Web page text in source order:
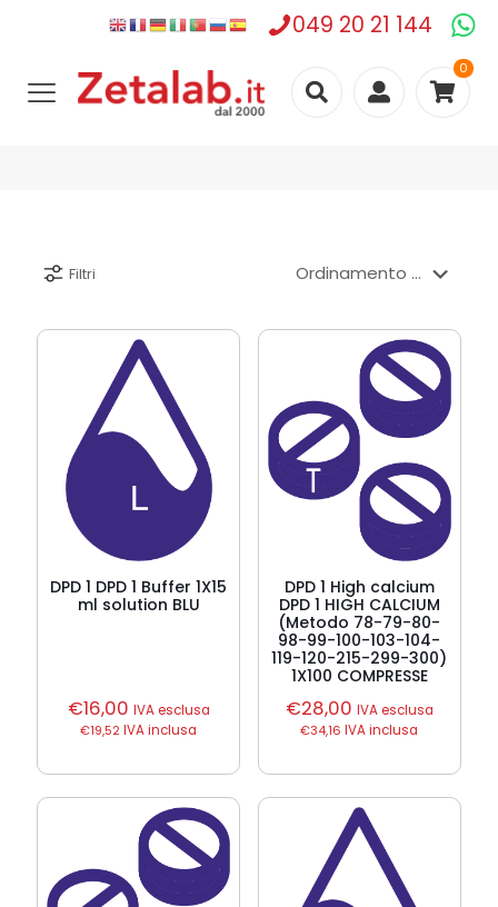
049 20 21 144
0
Filtri
DPD 1 DPD 1 Buffer 1X15
ml solution BLU
€16,00 IVA esclusa
€19,52IVA inclusa
DPD 1 High calcium
DPD 1 HIGH CALCIUM
(Metodo 78-79-80-
98-99-100-103-104-
119-120-215-299-300)
1X100 COMPRESSE
€28,00 IVA esclusa
€34,16 IVA inclusa